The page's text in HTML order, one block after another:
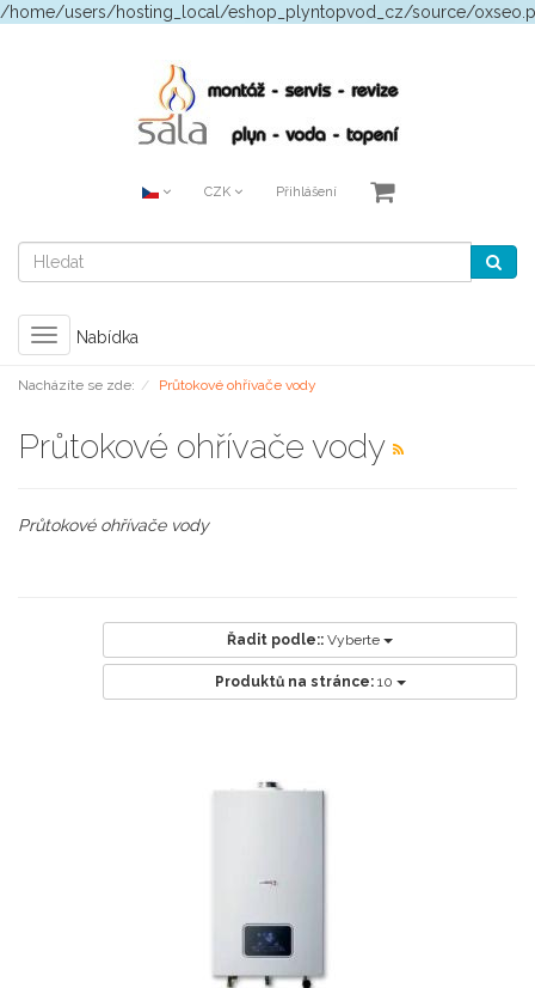
/home/users/hosting_local/eshop_plyntopvod_cz/source/
CZK Přihlášení
Toggle
navigation
Nabídka
Nacházíte se zde: Průtokové ohřívače vody
Průtokové ohřívače vody
Průtokové ohřívače vody
Řadit podle:: Vyberte
Produktů na stránce: 10